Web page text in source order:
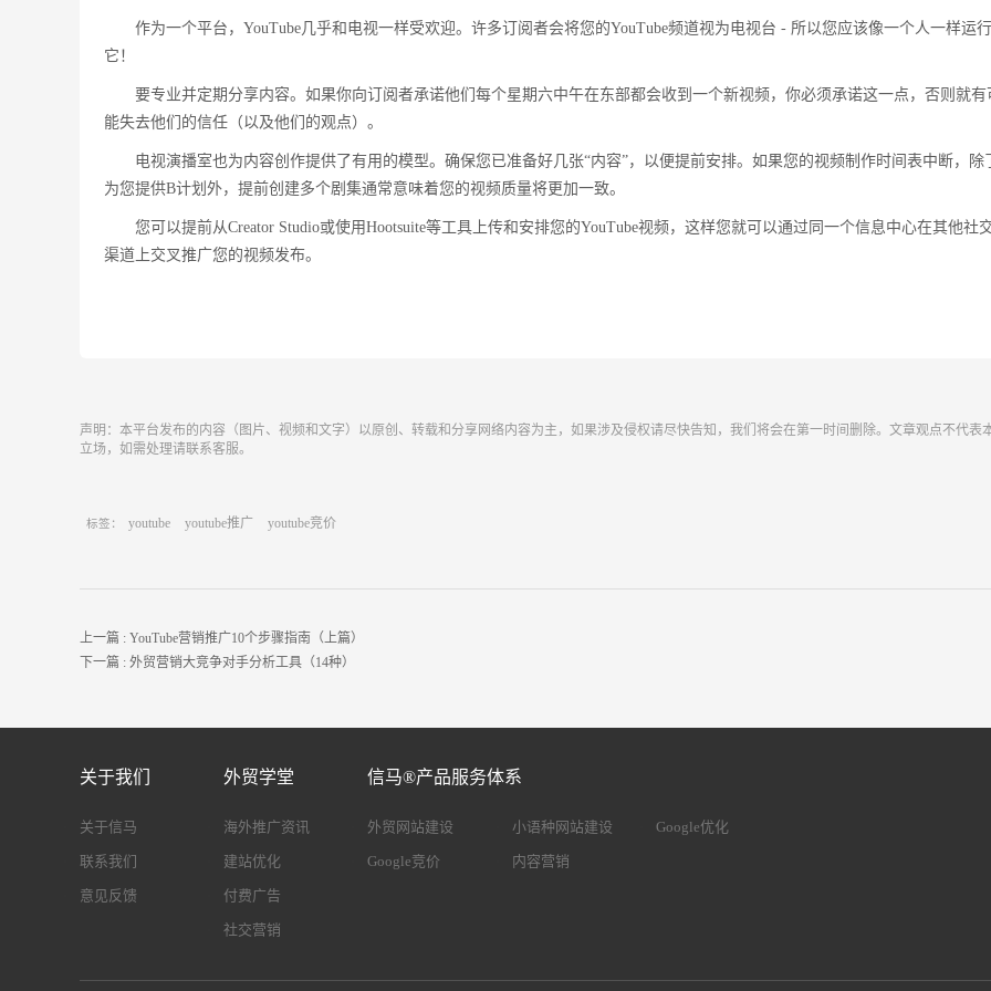
作为一个平台，YouTube几乎和电视一样受欢迎。许多订阅者会将您的YouTube频道视为电视台 - 所以您应该像一个人一样运行
它！
要专业并定期分享内容。如果你向订阅者承诺他们每个星期六中午在东部都会收到一个新视频，你必须承诺这一点，否则就有
能失去他们的信任（以及他们的观点）。
电视演播室也为内容创作提供了有用的模型。确保您已准备好几张“内容”，以便提前安排。如果您的视频制作时间表中断，除
为您提供B计划外，提前创建多个剧集通常意味着您的视频质量将更加一致。
您可以提前从Creator Studio或使用Hootsuite等工具上传和安排您的YouTube视频，这样您就可以通过同一个信息中心在其他社
渠道上交叉推广您的视频发布。
声明：本平台发布的内容（图片、视频和文字）以原创、转载和分享网络内容为主，如果涉及侵权请尽快告知，我们将会在第一时间删除。文章观点不代表
立场，如需处理请联系客服。
标签： youtube youtube推广 youtube竞价
上一篇 : YouTube营销推广10个步骤指南（上篇）
下一篇 : 外贸营销大竞争对手分析工具（14种）
关于我们
关于信马
联系我们
意见反馈
外贸学堂
海外推广资讯
建站优化
付费广告
社交营销
信马®产品服务体系
外贸网站建设 小语种网站建设 Google优化
Google竞价 内容营销